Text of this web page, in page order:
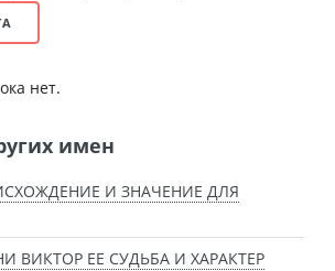
нет.
имен
И ЗНАЧЕНИЕ ДЛЯ
ВИКТОР ЕЕ СУДЬБА И ХАРАКТЕР